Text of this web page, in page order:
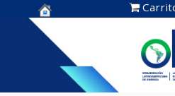
Centro de
Documentación
OLADE -